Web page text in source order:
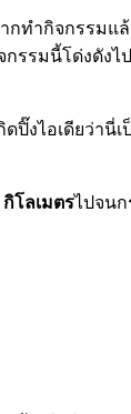
กทำกิจกรรมแล้
รรมนี้โด่งดังไ
ปิ๊งไอเดียว่านี่
โลเมตรไปจนก